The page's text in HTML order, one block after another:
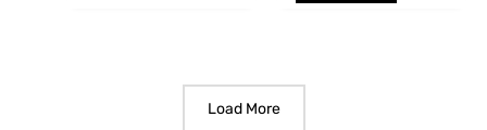
Load More